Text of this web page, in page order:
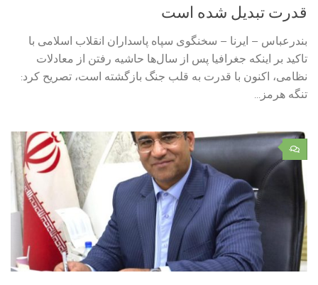
قدرت تبدیل شده است
بندرعباس – ایرنا – سخنگوی سپاه پاسداران انقلاب اسلامی با
تاکید بر اینکه جغرافیا پس از سال‌ها حاشیه رفتن از معادلات
نظامی، اکنون با قدرت به قلب جنگ بازگشته است، تصریح کرد:
تنگه هرمز...
۰